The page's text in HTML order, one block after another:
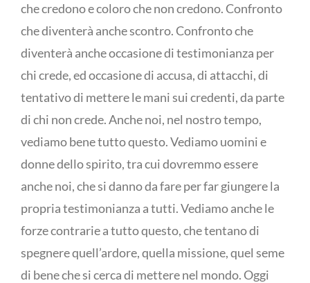
che credono e coloro che non credono. Confronto
che diventerà anche scontro. Confronto che
diventerà anche occasione di testimonianza per
chi crede, ed occasione di accusa, di attacchi, di
tentativo di mettere le mani sui credenti, da parte
di chi non crede. Anche noi, nel nostro tempo,
vediamo bene tutto questo. Vediamo uomini e
donne dello spirito, tra cui dovremmo essere
anche noi, che si danno da fare per far giungere la
propria testimonianza a tutti. Vediamo anche le
forze contrarie a tutto questo, che tentano di
spegnere quell’ardore, quella missione, quel seme
di bene che si cerca di mettere nel mondo. Oggi